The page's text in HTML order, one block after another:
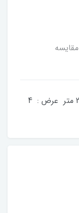
مقایسه
چسب : پارچه ای سیم کشی طول : 25 متر عرض : 4